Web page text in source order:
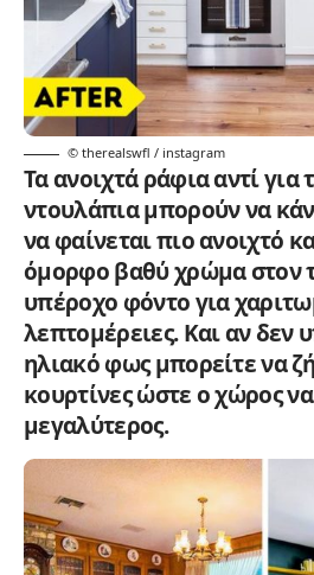
© therealswfl / instagram
Τα ανοιχτά ράφια αντί για
ντουλάπια μπορούν να
να φαίνεται πιο ανοιχτό
όμορφο βαθύ χρώμα στον
υπέροχο φόντο για
λεπτομέρειες. Και αν δεν
ηλιακό φως μπορείτε να
κουρτίνες ώστε ο χώρος
μεγαλύτερος.